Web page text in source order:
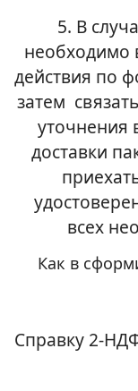
5. В
необходимо
действия по
затем
уточнения
доставки
всех
Как в
Справку 2-